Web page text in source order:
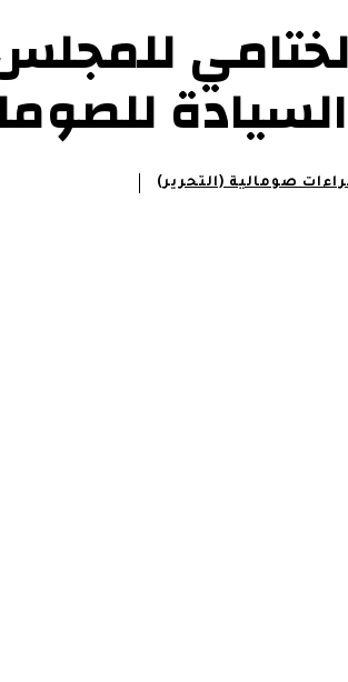
الختامي
السيادة
صومالية (التحرير)